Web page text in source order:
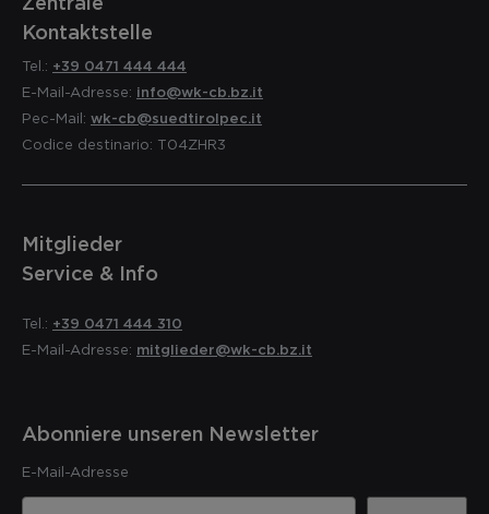
Kontaktstelle
Tel.: +39 0471 444 444
E-Mail-Adresse: info@wk-cb.bz.it
Pec-Mail: wk-cb@suedtirolpec.it
Codice destinario: T04ZHR3
Mitglieder
Service & Info
Tel.: +39 0471 444 310
E-Mail-Adresse: mitglieder@wk-cb.bz.it
Abonniere unseren Newsletter
E-Mail-Adresse